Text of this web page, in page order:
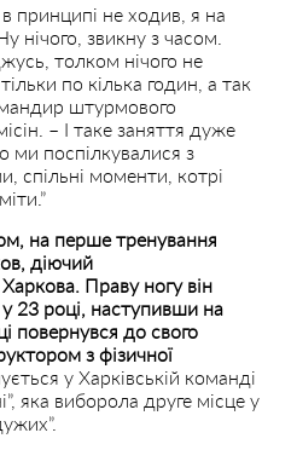
принципі не ходив, я на
нічого, звикну з часом.
толком нічого не
по кілька годин, а так
штурмового
– І таке заняття дуже
ми поспілкувалися з
спільні моменти, котрі
на перше тренування
діючий
Праву ногу він
23 році, наступивши на
повернувся до свого
з фізичної
у Харківській команді
яка виборола друге місце у